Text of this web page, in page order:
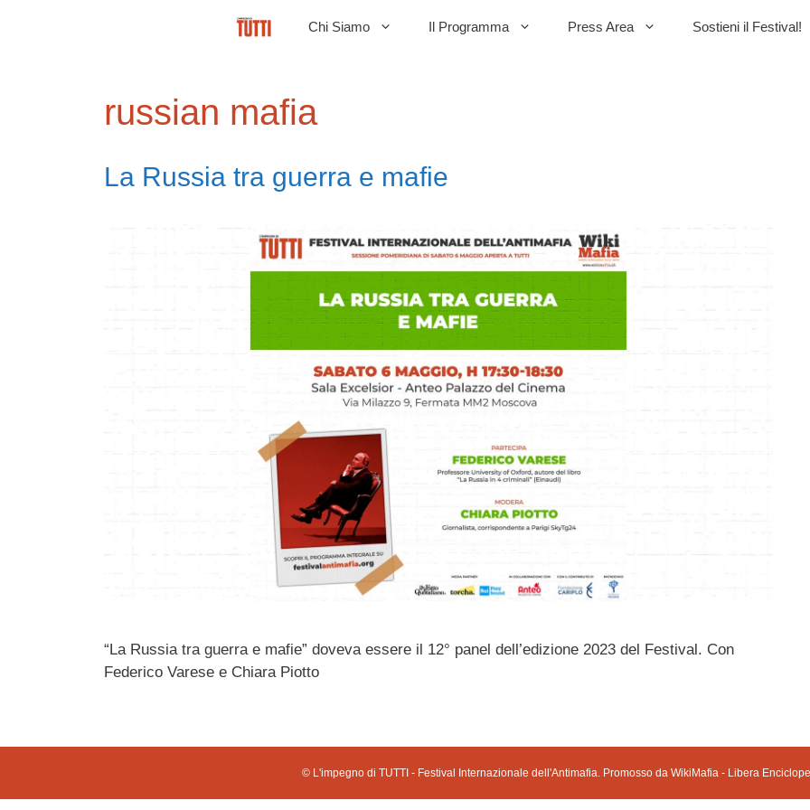
Chi Siamo Il Programma Press Area Sostieni il Festival!
russian mafia
La Russia tra guerra e mafie
“La Russia tra guerra e mafie” doveva essere il 12° panel dell’edizione 2023 del Festival. Con
Federico Varese e Chiara Piotto
© L'impegno di TUTTI - Festival Internazionale dell'Antimafia. Promosso da WikiMafia - Libera